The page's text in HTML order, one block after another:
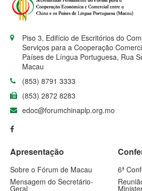
Piso 3, Edifício de Escritórios do
Serviços para a Cooperação
Países de Língua Portuguesa, Rua
Macau
(853) 8791 3333
(853) 2872 8283
edoc@forumchinaplp.org.mo
Apresentação
Sobre o Fórum de Macau
Mensagem do Secretário-
Geral
6ª